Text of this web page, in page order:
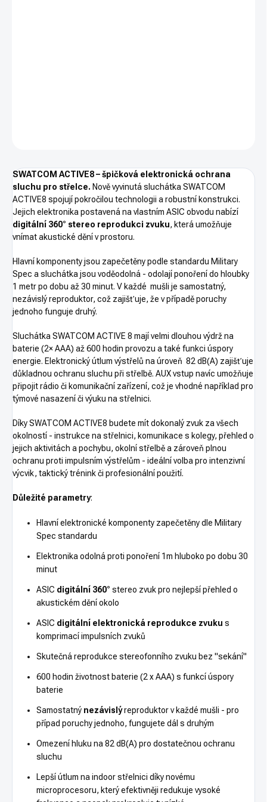
SWATCOM ACTIVE8 – špičková elektronická ochrana
sluchu pro střelce. Nově vyvinutá sluchátka SWATCOM
ACTIVE8 spojují pokročilou technologii a robustní konstrukci.
Jejich elektronika postavená na vlastním ASIC obvodu nabízí
digitální 360° stereo reprodukci zvuku, která umožňuje
vnímat akustické dění v prostoru.
Hlavní komponenty jsou zapečetěny podle standardu Military
Spec a sluchátka jsou voděodolná - odolají ponoření do hloubky
1 metr po dobu až 30 minut. V každé mušli je samostatný,
nezávislý reproduktor, což zajišťuje, že v případě poruchy
jednoho funguje druhý.
Sluchátka SWATCOM ACTIVE 8 mají velmi dlouhou výdrž na
baterie (2× AAA) až 600 hodin provozu a také funkci úspory
energie. Elektronický útlum výstřelů na úroveň 82 dB(A) zajišťuje
důkladnou ochranu sluchu při střelbě. AUX vstup navíc umožňuje
připojit rádio či komunikační zařízení, což je vhodné například pro
týmové nasazení či výuku na střelnici.
Díky SWATCOM ACTIVE8 budete mít dokonalý zvuk za všech
okolností - instrukce na střelnici, komunikace s kolegy, přehled o
jejich aktivitách a pochybu, okolní střelbě a zároveň plnou
ochranu proti impulsním výstřelům - ideální volba pro intenzivní
výcvik, taktický trénink či profesionální použití.
Důležité parametry:
Hlavní elektronické komponenty zapečetěny dle Military
Spec standardu
Elektronika odolná proti ponoření 1m hluboko po dobu 30
minut
ASIC digitální 360° stereo zvuk pro nejlepší přehled o
akustickém dění okolo
ASIC digitální elektronická reprodukce zvuku s
komprimací impulsních zvuků
Skutečná reprodukce stereofonního zvuku bez "sekání"
600 hodin životnost baterie (2 x AAA) s funkcí úspory
baterie
Samostatný nezávislýreproduktor v každé mušli - pro
případ poruchy jednoho, fungujete dál s druhým
Omezení hluku na 82 dB(A) pro dostatečnou ochranu
sluchu
Lepší útlum na indoor střelnici díky novému
microprocesoru, který efektivněji redukuje vysoké